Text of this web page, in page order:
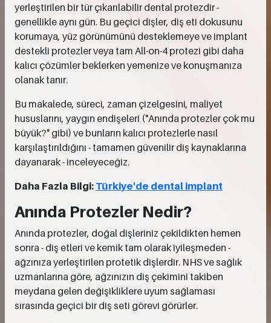
yerleştirilen bir tür çıkarılabilir dental protezdir -
genellikle aynı gün. Bu geçici dişler, diş eti dokusunu
korumaya, yüz görünümünü desteklemeye ve implant
destekli protezler veya tam All-on-4 protezi gibi daha
kalıcı çözümler beklerken yemenize ve konuşmanıza
olanak tanır.
Bu makalede, süreci, zaman çizelgesini, maliyet
hususlarını, yaygın endişeleri ("Anında protezler çok mu
büyük?" gibi) ve bunların kalıcı protezlerle nasıl
karşılaştırıldığını - tamamen güvenilir diş kaynaklarına
dayanarak - inceleyeceğiz.
Daha Fazla Bilgi: Türkiye'de dental implant
Anında Protezler Nedir?
Anında protezler, doğal dişleriniz çekildikten hemen
sonra - diş etleri ve kemik tam olarak iyileşmeden -
ağzınıza yerleştirilen protetik dişlerdir. NHS ve sağlık
uzmanlarına göre, ağzınızın diş çekimini takiben
meydana gelen değişikliklere uyum sağlaması
sırasında geçici bir diş seti görevi görürler.